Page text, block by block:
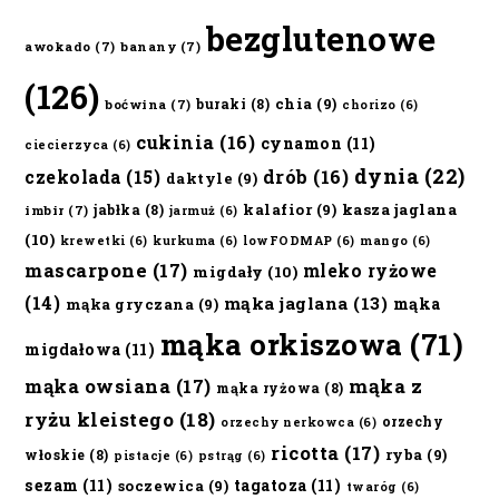
awokado (7) banany (7) bezglutenowe
(126) boćwina (7) buraki (8) chia (9) chorizo (6)
ciecierzyca (6) cukinia (16) cynamon (11)
czekolada (15) daktyle (9) drób (16) dynia (22)
imbir (7) jabłka (8) jarmuż (6) kalafior(9) kasza jaglana
(10) krewetki (6) kurkuma (6) lowFODMAP (6) mango (6)
mascarpone (17) migdały (10) mleko ryżowe
(14) mąka gryczana (9) mąka jaglana (13) mąka
migdałowa (11) mąka orkiszowa (71)
mąka owsiana (17) mąka ryżowa (8) mąka z
ryżu kleistego (18) orzechy nerkowca (6) orzechy
włoskie (8) pistacje (6) pstrąg (6) ricotta (17) ryba (9)
sezam (11) soczewica (9) tagatoza (11) twaróg (6)